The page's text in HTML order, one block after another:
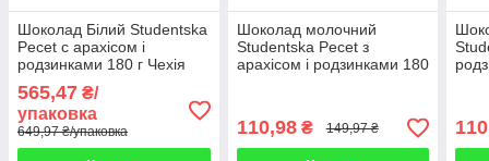
Шоколад Білий Studentska
Pecet c арахісом і
родзинками 180 г Чехія
(опт 5 шт)
565,47 ₴/
упаковка
649,97 ₴/упаковка
Шоколад молочний
Studentska Pecet з
арахісом і родзинками 180
110,98₴ 149,97 ₴